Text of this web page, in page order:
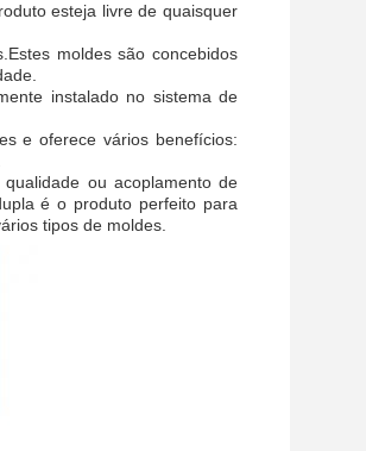
esteja livre de quaisquer
moldes são concebidos
instalado no sistema de
e oferece vários benefícios:
ou acoplamento de
é o produto perfeito para
tipos de moldes.